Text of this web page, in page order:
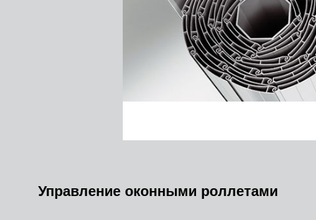
Управление оконными роллетами